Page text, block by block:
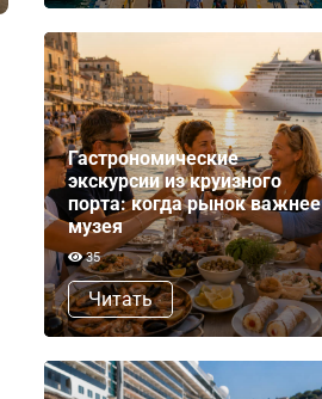
Гастрономические
экскурсии из круизного
порта: когда рынок важнее
музея
35
Читать